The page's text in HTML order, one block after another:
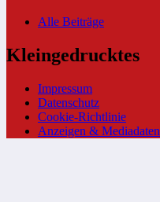
Alle Beiträge
Kleingedrucktes
Impressum
Datenschutz
Cookie-Richtlinie
Anzeigen & Mediadaten